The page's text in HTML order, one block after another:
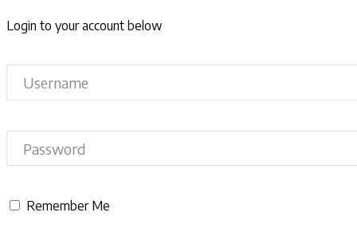
Login to your account below
Remember Me